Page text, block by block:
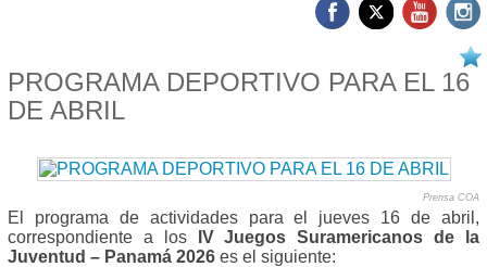
PROGRAMA DEPORTIVO PARA EL 16
DE ABRIL
Prensa COA
El programa de actividades para el jueves 16 de abril,
correspondiente a los
IV Juegos Suramericanos de la
Juventud – Panamá 2026 es el siguiente: